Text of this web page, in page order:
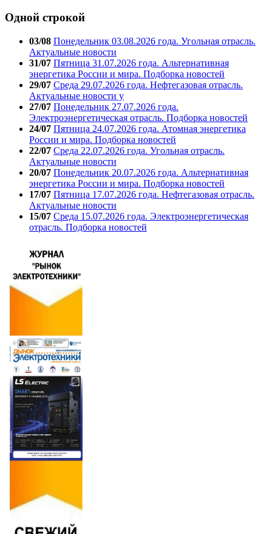
Одной строкой
03/08 Понедельник 03.08.2026 года. Угольная отрасль.
Актуальные новости
31/07 Пятница 31.07.2026 года. Альтернативная
энергетика России и мира. Подборка новостей
29/07 Среда 29.07.2026 года. Нефтегазовая отрасль.
Актуальные новости у
27/07 Понедельник 27.07.2026 года.
Электроэнергетическая отрасль. Подборка новостей
24/07 Пятница 24.07.2026 года. Атомная энергетика
России и мира. Подборка новостей
22/07 Среда 22.07.2026 года. Угольная отрасль.
Актуальные новости
20/07 Понедельник 20.07.2026 года. Альтернативная
энергетика России и мира. Подборка новостей
17/07 Пятница 17.07.2026 года. Нефтегазовая отрасль.
Актуальные новости
15/07 Среда 15.07.2026 года. Электроэнергетическая
отрасль. Подборка новостей